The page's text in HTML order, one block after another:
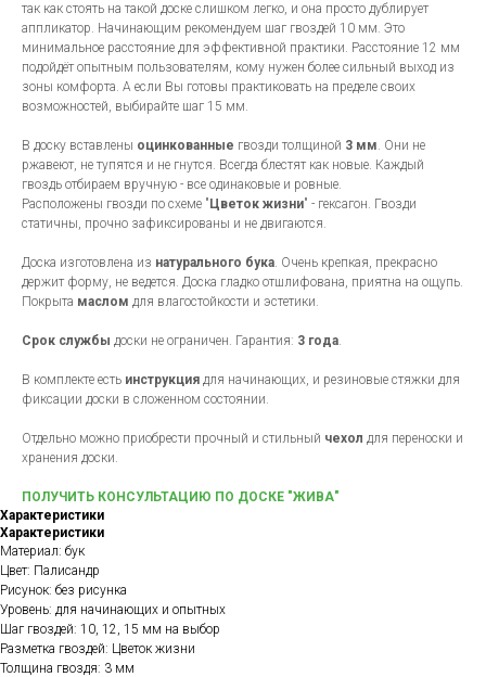
так как стоять на такой доске слишком легко, и она просто дублирует
аппликатор. Начинающим рекомендуем шаг гвоздей 10 мм. Это
минимальное расстояние для эффективной практики. Расстояние 12 мм
подойдёт опытным пользователям, кому нужен более сильный выход из
зоны комфорта. А если Вы готовы практиковать на пределе своих
возможностей, выбирайте шаг 15 мм.
В доску вставлены оцинкованные гвозди толщиной 3 мм. Они не
ржавеют, не тупятся и не гнутся. Всегда блестят как новые. Каждый
гвоздь отбираем вручную - все одинаковые и ровные.
Расположены гвозди по схеме " Цветок жизни" - гексагон. Гвозди
статичны, прочно зафиксированы и не двигаются.
Доска изготовлена из натурального бука. Очень крепкая, прекрасно
держит форму, не ведется. Доска гладко отшлифована, приятна на ощупь.
Покрыта маслом для влагостойкости и эстетики.
Срок службы доски не ограничен. Гарантия: 3 года.
В комплекте есть инструкция для начинающих, и резиновые стяжки для
фиксации доски в сложенном состоянии.
Отдельно можно приобрести прочный и стильный чехол для переноски и
хранения доски.
ПОЛУЧИТЬ КОНСУЛЬТАЦИЮ ПО ДОСКЕ "ЖИВА"
Характеристики
Характеристики
Материал: бук
Цвет: Палисандр
Рисунок: без рисунка
Уровень: для начинающих и опытных
Шаг гвоздей: 10, 12, 15 мм на выбор
Разметка гвоздей: Цветок жизни
Толщина гвоздя: 3 мм